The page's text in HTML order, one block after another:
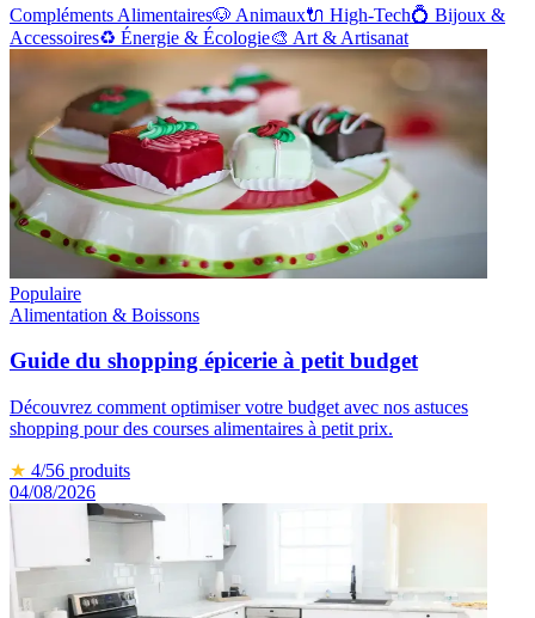
Compléments Alimentaires🐶 Animaux🔌 High-Tech💍 Bijoux &
Accessoires♻️ Énergie & Écologie🎨 Art & Artisanat
Populaire
Alimentation & Boissons
Guide du shopping épicerie à petit budget
Découvrez comment optimiser votre budget avec nos astuces
shopping pour des courses alimentaires à petit prix.
★ 4/56 produits
04/08/2026